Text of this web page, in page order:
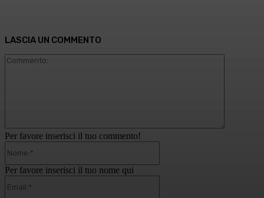
LASCIA UN COMMENTO
Per favore inserisci il tuo commento!
Per favore inserisci il tuo nome qui